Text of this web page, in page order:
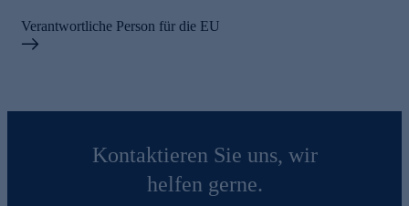
Verantwortliche Person für die EU
Kontaktieren Sie uns, wir
helfen gerne.